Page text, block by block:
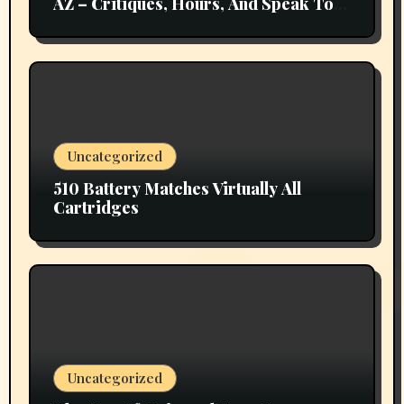
Uncategorized
510 Battery Matches Virtually All
Cartridges
Uncategorized